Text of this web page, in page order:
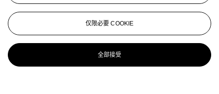
'Nature morte, verre et cerises'; signed upper right; oil on canvas;
painted circa 1961.
更多来自印象派及现代艺术
查看全部
仅限必要 COOKIE
全部接受